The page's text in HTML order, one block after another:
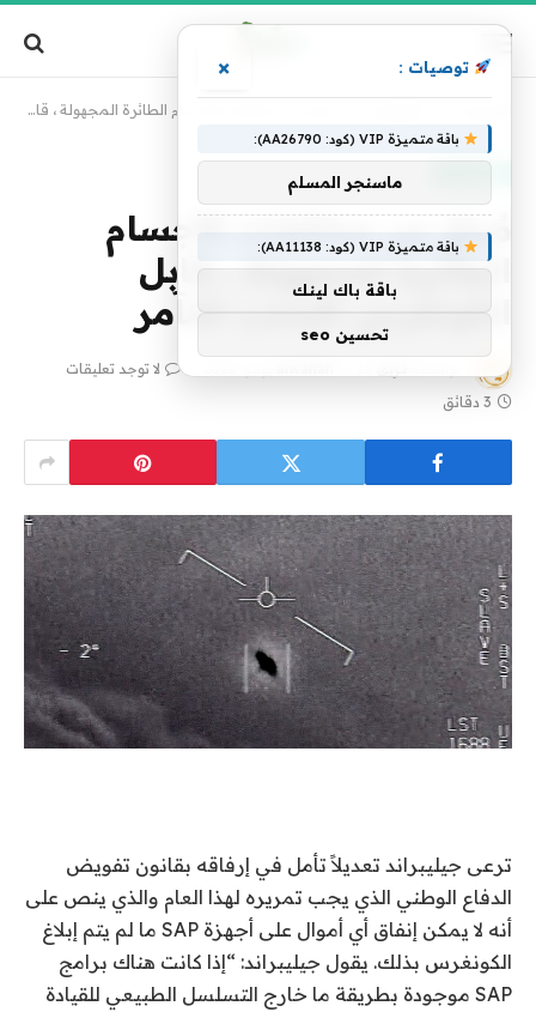
مُبلغ عن مخالفات الأجسام الطائرة المجهولة ، قابل الكونغرس المحب للتآمر
مُبلغ عن مخالفات الأجسام
الطائرة المجهولة ، قابل
الكونغرس المحب للتآمر
لا توجد تعليقات
3 دقائق
ترعى جيليبراند تعديلاً تأمل في إرفاقه بقانون تفويض
الدفاع الوطني الذي يجب تمريره لهذا العام والذي ينص على
أنه لا يمكن إنفاق أي أموال على أجهزة SAP ما لم يتم إبلاغ
الكونغرس بذلك. يقول جيليبراند: “إذا كانت هناك برامج
SAP موجودة بطريقة ما خارج التسلسل الطبيعي للقيادة
توصيات : ×
باقة متميزة VIP (كود: AA26790):
ماسنجر المسلم
باقة متميزة VIP (كود: AA11138):
باقة باك لينك
تحسين seo